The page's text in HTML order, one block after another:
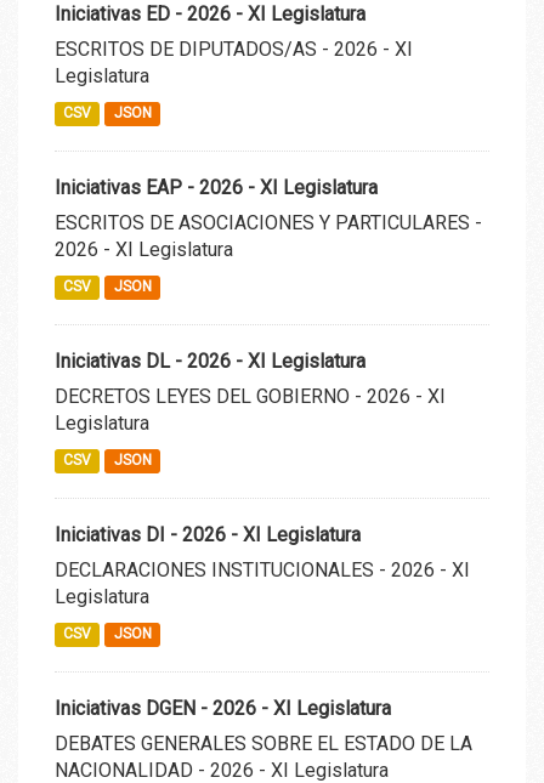
Iniciativas ED - 2026 - XI Legislatura
ESCRITOS DE DIPUTADOS/AS - 2026 - XI
Legislatura
CSV JSON
Iniciativas EAP - 2026 - XI Legislatura
ESCRITOS DE ASOCIACIONES Y PARTICULARES -
2026 - XI Legislatura
CSV JSON
Iniciativas DL - 2026 - XI Legislatura
DECRETOS LEYES DEL GOBIERNO - 2026 - XI
Legislatura
CSV JSON
Iniciativas DI - 2026 - XI Legislatura
DECLARACIONES INSTITUCIONALES - 2026 - XI
Legislatura
CSV JSON
Iniciativas DGEN - 2026 - XI Legislatura
DEBATES GENERALES SOBRE EL ESTADO DE LA
NACIONALIDAD - 2026 - XI Legislatura